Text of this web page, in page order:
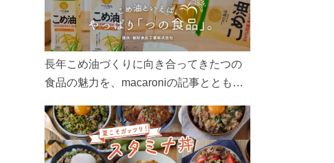
長年こめ油づくりに向き合ってきたつの
食品の魅力を、macaroniの記事とともに
ん、製造現場や品質へのこだわりまで。
こめ油をもっと好きになるコンテンツを
ぜひお楽しみください。